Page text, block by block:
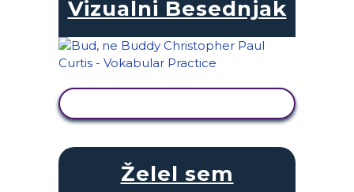
Vizualni Besednjak
Želel sem